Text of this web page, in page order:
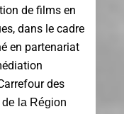
de films en
dans le cadre
en partenariat
des
de la Région